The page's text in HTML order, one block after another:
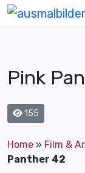
Pink
155
Home » Film &
Panther 42